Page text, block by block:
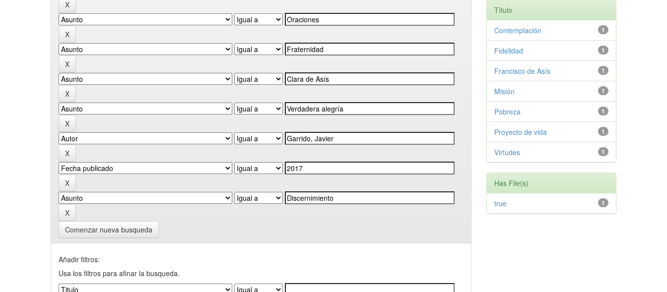
Comenzar nueva busqueda
Añadir filtros:
Usa los filtros para afinar la busqueda.
Título
1
Contemplación
1
Fidelidad
1
Francisco de Asís
1
Misión
1
Pobreza
1
Proyecto de vida
1
Virtudes
Has File(s)
1
true